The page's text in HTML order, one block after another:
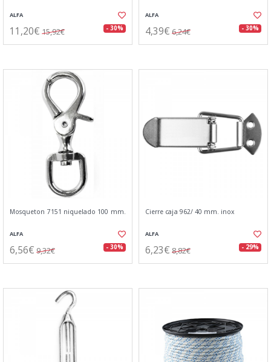
ALFA
11,20€ 15,92€ - 30%
ALFA
4,39€ 6,24€ - 30%
Mosqueton 7151 niquelado 100 mm.
ALFA
6,56€ 9,32€ - 30%
Cierre caja 962/ 40 mm. inox
ALFA
6,23€ 8,82€ - 29%